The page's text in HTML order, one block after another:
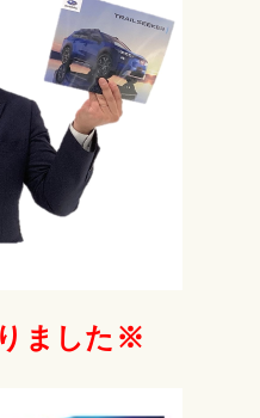
ました※